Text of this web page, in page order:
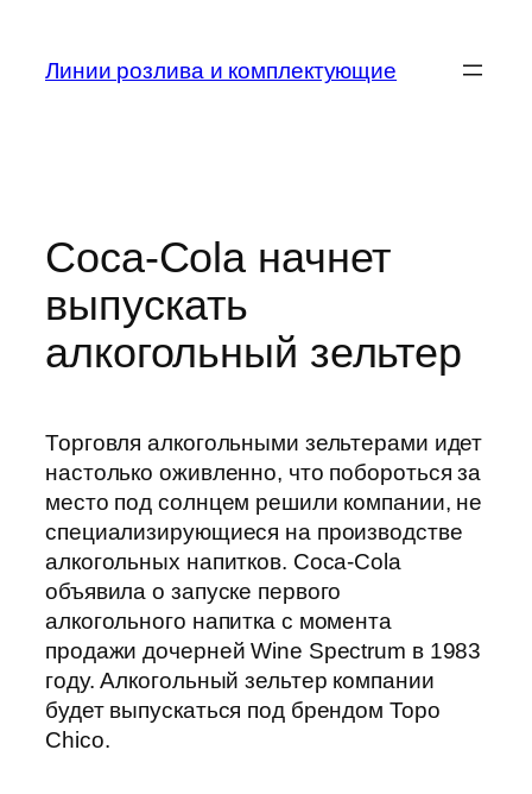
content
Линии розлива и комплектующие
Coca-Cola начнет
выпускать
алкогольный зельтер
Торговля алкогольными зельтерами идет
настолько оживленно, что побороться за
место под солнцем решили компании, не
специализирующиеся на производстве
алкогольных напитков. Coca-Cola
объявила о запуске первого
алкогольного напитка с момента
продажи дочерней Wine Spectrum в 1983
году. Алкогольный зельтер компании
будет выпускаться под брендом Topo
Chico.